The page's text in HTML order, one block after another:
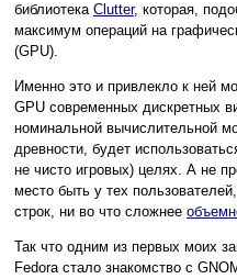
библиотека Clutter, которая,
максимум операций на
(GPU).
Именно это и привлекло к ней
GPU современных дискретных
номинальной вычислительной
древности, будет
не чисто игровых) целях. А не
место быть у тех
строк, ни во что сложнее
Так что одним из первых моих
Fedora стало знакомство с